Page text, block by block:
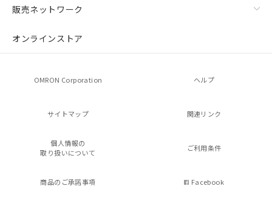
販売ネットワーク
オンラインストア
OMRON Corporation ヘルプ
サイトマップ 関連リンク
個人情報の
取り扱いについて
ご利用条件
商品のご承諾事項 Facebook